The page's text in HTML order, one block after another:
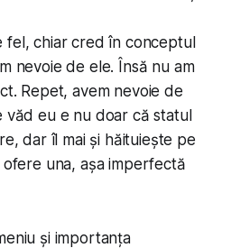
fel, chiar cred în conceptul
nevoie de ele. Însă nu am
Repet, avem nevoie de
văd eu e nu doar că statul
dar îl mai și hăituiește pe
una, așa imperfectă
și importanța